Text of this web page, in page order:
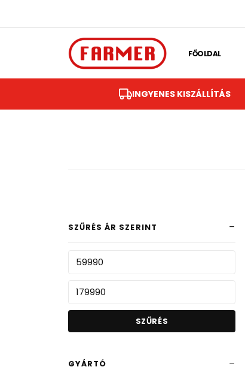
FŐOLDAL
INGYENES KISZÁLLÍTÁS
SZŰRÉS ÁR SZERINT
SZŰRÉS
GYÁRTÓ